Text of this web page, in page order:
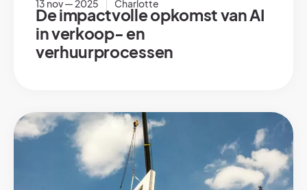
13 nov — 2025 Charlotte
De impactvolle opkomst van AI
in verkoop- en
verhuurprocessen